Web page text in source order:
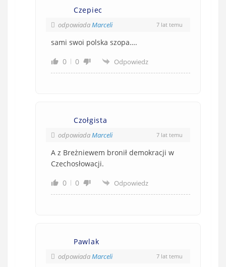
Czepiec
odpowiadaMarceli 7 lat temu
sami swoi polska szopa….
0
0 Odpowiedz
Czołgista
odpowiadaMarceli 7 lat temu
A z Breżniewem bronił demokracji w
Czechosłowacji.
0
0 Odpowiedz
Pawlak
odpowiadaMarceli 7 lat temu